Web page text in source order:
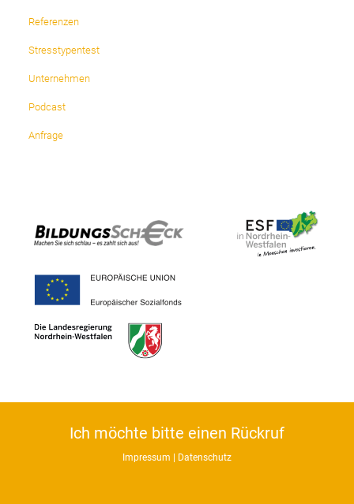
Referenzen
Stresstypentest
Unternehmen
Podcast
Anfrage
Ich möchte bitte einen Rückruf
Impressum Datenschutz